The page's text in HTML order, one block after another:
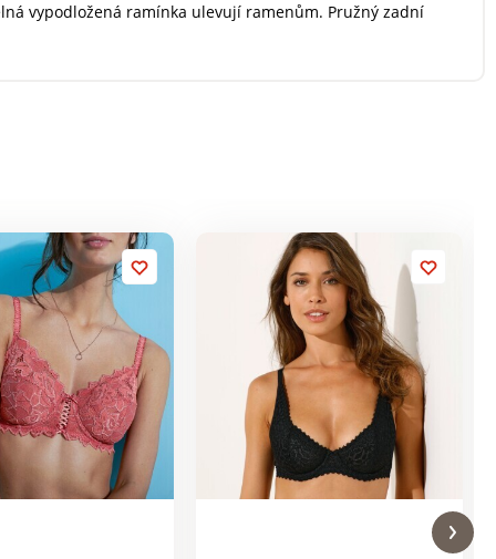
vypodložená ramínka ulevují ramenům. Pružný zadní